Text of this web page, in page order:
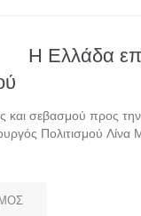
Η Ελλάδα
και σεβασμού προς
Πολιτισμού